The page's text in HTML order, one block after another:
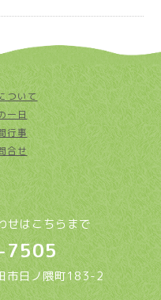
ついて
一日
行事
合せ
せはこちらまで
市日ノ隈町183-2